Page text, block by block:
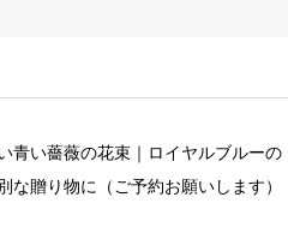
青い薔薇の花束｜ロイヤルブルーの
な贈り物に（ご予約お願いします）